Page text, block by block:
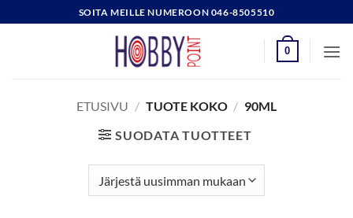
to
SOITA MEILLE NUMEROON 046-8505510
0
ETUSIVU / TUOTE KOKO / 90ML
SUODATA TUOTTEET